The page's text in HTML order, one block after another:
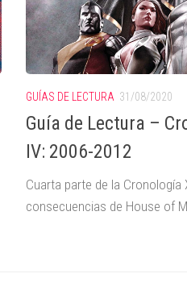
GUÍAS DE LECTURA 31/08/2020
Guía de Lectura –
IV: 2006-2012
Cuarta parte de la Cronología
consecuencias de House of